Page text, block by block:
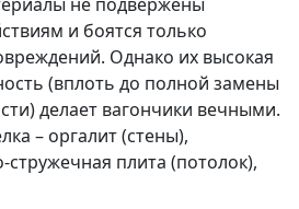
и боятся только
Однако их высокая
(вплоть до полной замены
делает вагончики вечными.
– оргалит (стены),
плита (потолок),